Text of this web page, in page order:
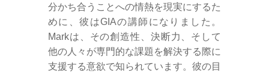
分かち合うことへの情熱を現実にするた
めに、彼はGIAの講師になりました。
Markは、その創造性、決断力、そして
他の人々が専門的な課題を解決する際に
支援する意欲で知られています。彼の目